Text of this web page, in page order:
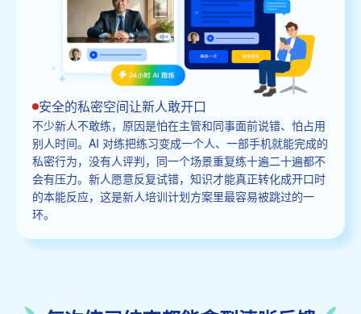
安全的私密空间让新人敢开口
不少新人不敢练，原因是怕在主管和同事面前说错、怕占用
别人时间。AI 对练把练习变成一个人、一部手机就能完成的
私密行为，没有人评判，同一个场景重复练十遍二十遍都不
会有压力。新人愿意反复试错，知识才能真正转化成开口时
的本能反应，这是新人培训计划方案里最容易被跳过的一
环。